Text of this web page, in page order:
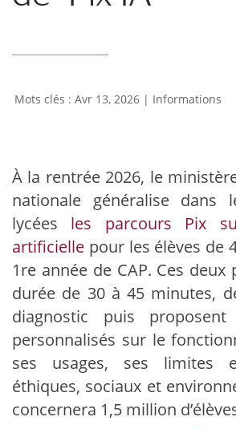
Avr 13, 2026 | Informations
À la rentrée 2026, le
nationale généralise dans
lycées les parcours Pix
artificielle pour les élèves de
1re année de CAP. Ces deux
durée de 30 à 45 minutes,
diagnostic puis
personnalisés sur le
ses usages, ses limites
éthiques, sociaux et
concernera 1,5 million